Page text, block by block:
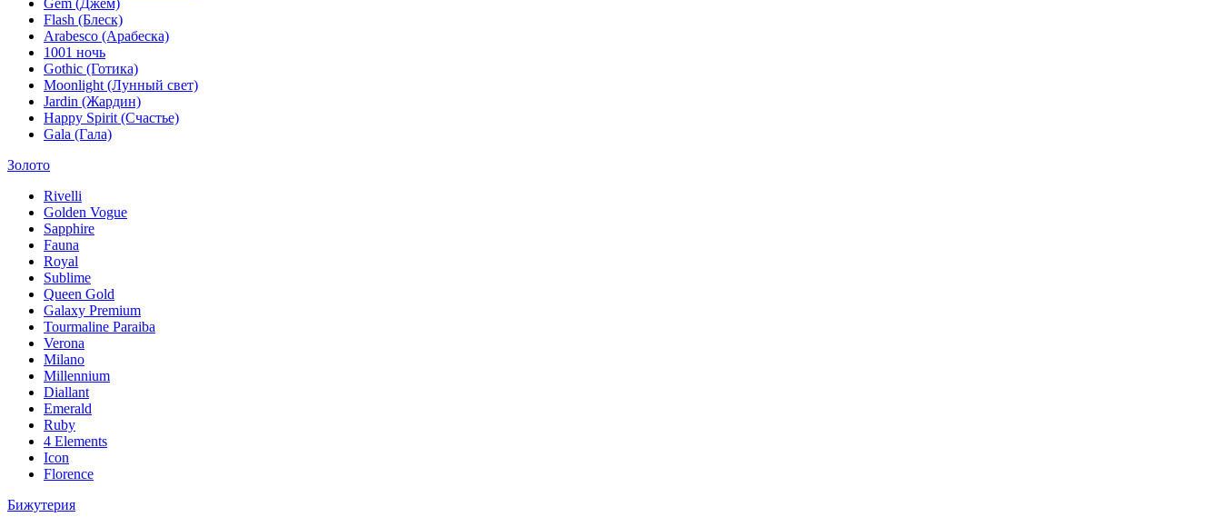
Gem (Джем)
Flash (Блеск)
Arabesco (Арабеска)
1001 ночь
Gothic (Готика)
Moonlight (Лунный свет)
Jardin (Жардин)
Happy Spirit (Счастье)
Gala (Гала)
Золото
Rivelli
Golden Vogue
Sapphire
Fauna
Royal
Sublime
Queen Gold
Galaxy Premium
Tourmaline Paraiba
Verona
Milano
Millennium
Diallant
Emerald
Ruby
4 Elements
Icon
Florence
Бижутерия